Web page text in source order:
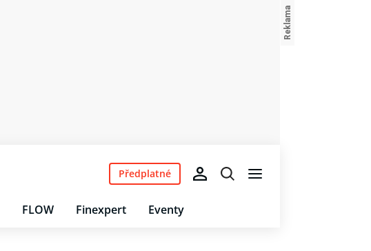
FLOW Finexpert Eventy
Předplatné